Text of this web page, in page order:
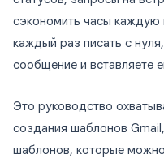
сэкономить часы каждую
каждый раз писать с
сообщение и вставляете
Это руководство
создания шаблонов
шаблонов, которые